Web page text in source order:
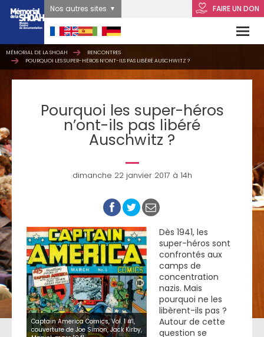
FAIRE UN DON
Nos autres sites
MÉMORIAL DE LA SHOAH
RENCONTRES
POURQUOI LES SUPER-HÉROS N’ONT-ILS PAS LIBÉRÉ AUSCHWITZ ?
Pourquoi les super-héros
n’ont-ils pas libéré
Auschwitz ?
dimanche 22 janvier 2017 à 14h
Captain America Comics, Vol. 1 #1,
couverture de Joe Simon, Jack Kirby,
Dès 1941, les
super-héros sont
confrontés aux
camps de
concentration
nazis. Mais
pourquoi ne les
libèrent-ils pas ?
Autour de cette
question se